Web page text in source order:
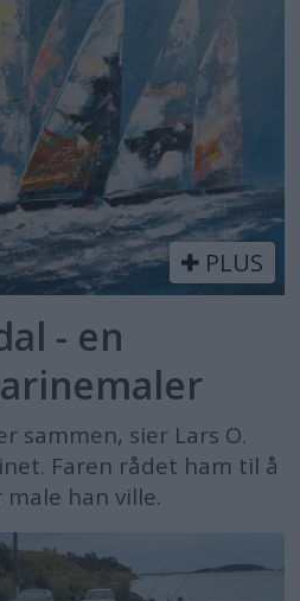
PLUS
- en
sammen, sier Lars O.
Faren rådet ham til å
han ville.